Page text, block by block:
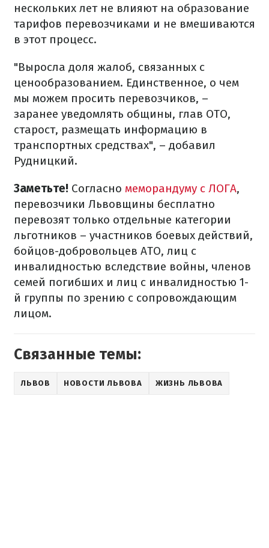
нескольких лет не влияют на образование
тарифов перевозчиками и не вмешиваются
в этот процесс.
"Выросла доля жалоб, связанных с
ценообразованием. Единственное, о чем
мы можем просить перевозчиков, –
заранее уведомлять общины, глав ОТО,
старост, размещать информацию в
транспортных средствах", – добавил
Рудницкий.
Заметьте! Согласно меморандуму с ЛОГА,
перевозчики Львовщины бесплатно
перевозят только отдельные категории
льготников – участников боевых действий,
бойцов-добровольцев АТО, лиц с
инвалидностью вследствие войны, членов
семей погибших и лиц с инвалидностью 1-
й группы по зрению с сопровождающим
лицом.
Связанные темы:
ЛЬВОВ НОВОСТИ ЛЬВОВА ЖИЗНЬ ЛЬВОВА